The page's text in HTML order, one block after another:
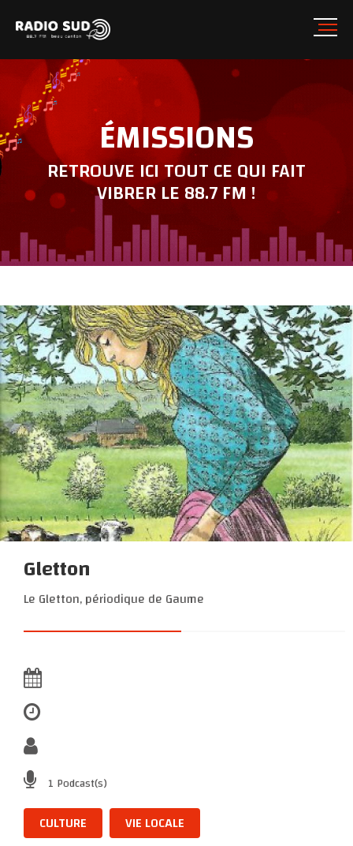
ÉMISSIONS
RETROUVE ICI TOUT CE QUI FAIT
VIBRER LE 88.7 FM !
Gletton
Le Gletton, périodique de Gaume
1 Podcast(s)
CULTURE VIE LOCALE